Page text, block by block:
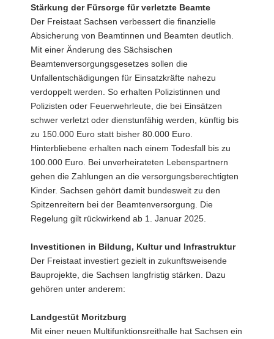
Stärkung der Fürsorge für verletzte Beamte
Der Freistaat Sachsen verbessert die finanzielle
Absicherung von Beamtinnen und Beamten deutlich.
Mit einer Änderung des Sächsischen
Beamtenversorgungsgesetzes sollen die
Unfallentschädigungen für Einsatzkräfte nahezu
verdoppelt werden. So erhalten Polizistinnen und
Polizisten oder Feuerwehrleute, die bei Einsätzen
schwer verletzt oder dienstunfähig werden, künftig bis
zu 150.000 Euro statt bisher 80.000 Euro.
Hinterbliebene erhalten nach einem Todesfall bis zu
100.000 Euro. Bei unverheirateten Lebenspartnern
gehen die Zahlungen an die versorgungsberechtigten
Kinder. Sachsen gehört damit bundesweit zu den
Spitzenreitern bei der Beamtenversorgung. Die
Regelung gilt rückwirkend ab 1. Januar 2025.
Investitionen in Bildung, Kultur und Infrastruktur
Der Freistaat investiert gezielt in zukunftsweisende
Bauprojekte, die Sachsen langfristig stärken. Dazu
gehören unter anderem:
Landgestüt Moritzburg
Mit einer neuen Multifunktionsreithalle hat Sachsen ein